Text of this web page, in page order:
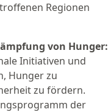
Regionen
von Hunger:
Initiativen und
Hunger zu
zu fördern.
der